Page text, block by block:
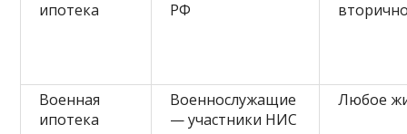
ипотека
РФ
Военная
ипотека
Военнослужащие
— участники НИС
Любое